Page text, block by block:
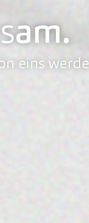
am.
eins